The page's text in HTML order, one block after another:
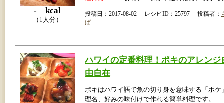
- kcal
（1人分）
投稿日：2017-08-02 レシピID：25797 投稿者：
ぱ
ハワイの定番料理！ポキのアレンジ
由自在
ポキはハワイ語で魚の切り身を意味する「ポケ
理名、好みの味付けで作れる簡単料理です。